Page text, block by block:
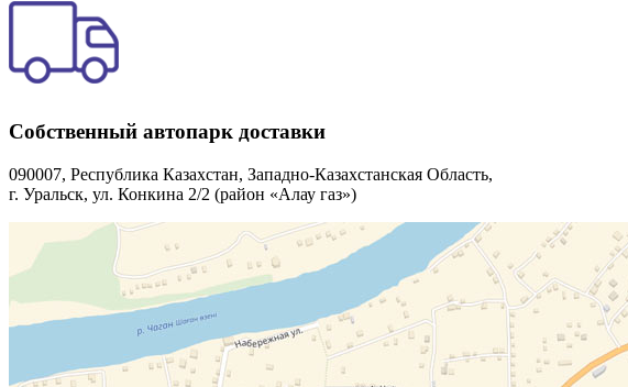
Собственный автопарк доставки
090007, Республика Казахстан, Западно-Казахстанская Область,
г. Уральск, ул. Конкина 2/2 (район «Алау газ»)